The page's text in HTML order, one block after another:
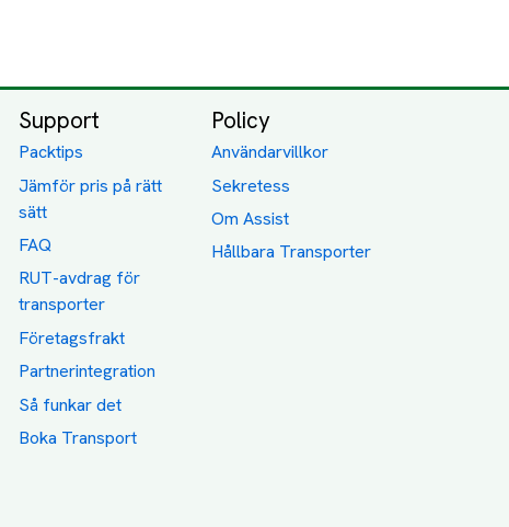
Support
Packtips
Jämför pris på rätt
sätt
FAQ
RUT-avdrag för
transporter
Företagsfrakt
Partnerintegration
Så funkar det
Boka Transport
Policy
Användarvillkor
Sekretess
Om Assist
Hållbara Transporter